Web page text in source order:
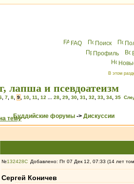
FAQ Поиск
Профиль
В этом
лапша и псевдоатеизм
7 8 9 10 11 12 28 29 30 31 32 33 34 35
Буддийские форумы -> Дискуссии
№132428 Добавлено: Пт 07 Дек 12, 07:33 (14 лет
Сергей Коничев